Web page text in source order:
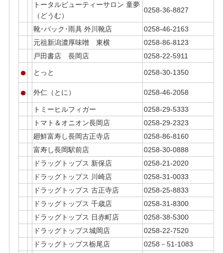
トータルビューティーサロン 童夢
（どうむ）
0258-36-8827
靴･バック･雨具 外川靴店
0258-46-2163
元祖新潟濃厚味噌 東横
0258-86-8123
戸田書店 長岡店
0258-22-5911
● とっと 0258-30-1350
● 外仁（とに） 0258-46-2058
トミーヒルフィガー
0258-29-5333
トマト＆オニオン長岡店
0258-29-2323
廻鮮富寿し長岡古正寺店
0258-86-8160
富寿し長岡駅前店
0258-30-0888
ドラッグトップス 新保店
0258-21-2020
ドラッグトップス 川崎店
0258-31-0033
ドラッグトップス 古正寺店
0258-25-8833
ドラッグトップス 千歳店
0258-31-8300
ドラッグトップス 日赤町店
0258-38-5300
ドラッグトップス城岡店
0258-22-7520
ドラッグトップス栃尾店
0258－51-1083